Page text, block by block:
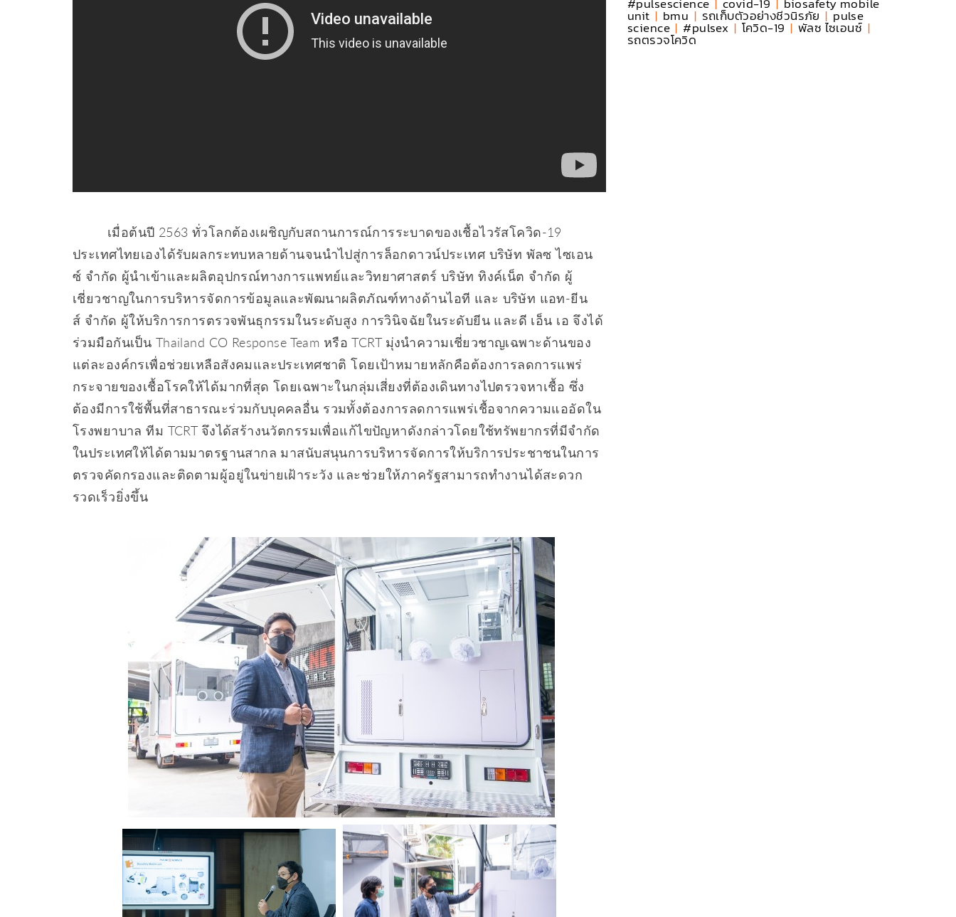
เมื่อต้นปี 2563 ทั่วโลกต้องเผชิญกับสถานการณ์การระบาดของเชื้อไวรัสโควิด-19
ประเทศไทยเองได้รับผลกระทบหลายด้านจนนำไปสู่การล็อกดาวน์ประเทศ บริษัท พัลซ ไซเอน
ซ์ จํากัด ผู้นําเข้าและผลิตอุปกรณ์ทางการแพทย์และวิทยาศาสตร์ บริษัท ทิงค์เน็ต จํากัด ผู้
เชี่ยวชาญในการบริหารจัดการข้อมูลและพัฒนาผลิตภัณฑ์ทางด้านไอที และ บริษัท แอท-ยีน
ส์ จํากัด ผู้ให้บริการการตรวจพันธุกรรมในระดับสูง การวินิจฉัยในระดับยีน และดี เอ็น เอ จึงได้
ร่วมมือกันเป็น Thailand CO Response Team หรือ TCRT มุ่งนำความเชี่ยวชาญเฉพาะด้านของ
แต่ละองค์กรเพื่อช่วยเหลือสังคมและประเทศชาติ โดยเป้าหมายหลักคือต้องการลดการแพร่
กระจายของเชื้อโรคให้ได้มากที่สุด โดยเฉพาะในกลุ่มเสี่ยงที่ต้องเดินทางไปตรวจหาเชื้อ ซึ่ง
ต้องมีการใช้พื้นที่สาธารณะร่วมกับบุคคลอื่น รวมทั้งต้องการลดการแพร่เชื้อจากความแออัดใน
โรงพยาบาล ทีม TCRT จึงได้สร้างนวัตกรรมเพื่อแก้ไขปัญหาดังกล่าวโดยใช้ทรัพยากรที่มีจำกัด
ในประเทศให้ได้ตามมาตรฐานสากล มาสนับสนุนการบริหารจัดการให้บริการประชาชนในการ
ตรวจคัดกรองและติดตามผู้อยู่ในข่ายเฝ้าระวัง และช่วยให้ภาครัฐสามารถทำงานได้สะดวก
รวดเร็วยิ่งขึ้น
unit | bmu | รถเก็บตัวอย่างชีวนิรภัย | pulse
science | #pulsex | โควิด-19 | พัลซ ไซเอนซ์ |
รถตรวจโควิด